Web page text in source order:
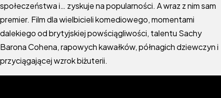
społeczeństwa i… zyskuje na popularności. A wraz z nim sam
premier. Film dla wielbicieli komediowego, momentami
dalekiego od brytyjskiej powściągliwości, talentu Sachy
Barona Cohena, rapowych kawałków, półnagich dziewczyn i
przyciągającej wzrok biżuterii.